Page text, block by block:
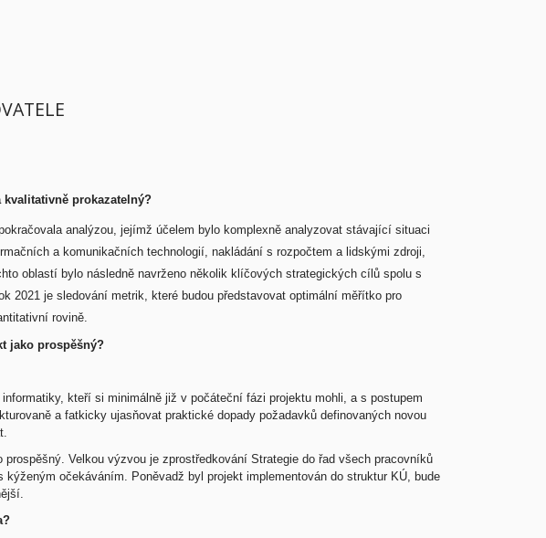
prokazatelný?
analýzou, jejímž účelem bylo komplexně analyzovat stávající situaci
a komunikačních technologií, nakládání s rozpočtem a lidskými zdroji,
oblastí bylo následně navrženo několik klíčových strategických cílů spolu s
2021 je sledování metrik, které budou představovat optimální měřítko pro
rovině.
jako prospěšný?
kteří si minimálně již v počáteční fázi projektu mohli, a s postupem
a fatkicky ujasňovat praktické dopady požadavků definovaných novou
Velkou výzvou je zprostředkování Strategie do řad všech pracovníků
očekáváním. Poněvadž byl projekt implementován do struktur KÚ, bude